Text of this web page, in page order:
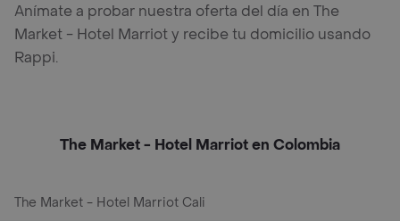
Anímate a probar nuestra oferta del día en The
Market - Hotel Marriot y recibe tu domicilio usando
Rappi.
The Market - Hotel Marriot en Colombia
The Market - Hotel Marriot Cali